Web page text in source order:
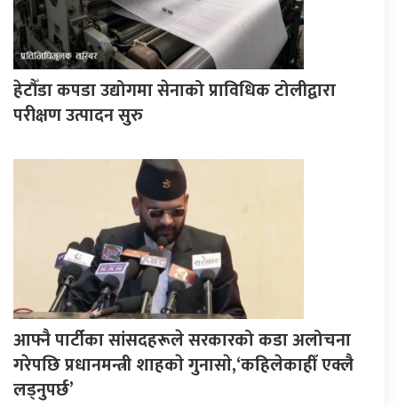
हेटौँडा कपडा उद्योगमा सेनाको प्राविधिक टोलीद्वारा
परीक्षण उत्पादन सुरु
आफ्नै पार्टीका सांसदहरूले सरकारको कडा अलोचना
गरेपछि प्रधानमन्त्री शाहकाे गुनासाे,‘कहिलेकाहीँ एक्लै
लड्नुपर्छ’